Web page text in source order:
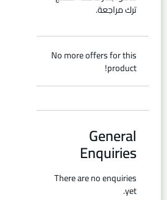
ترك مراجعة.
No more offers for this
product!
General
Enquiries
There are no enquiries
yet.